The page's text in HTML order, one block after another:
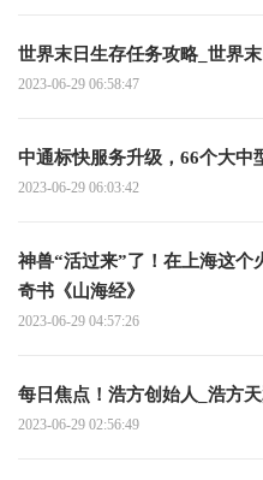
世界末日生存任务攻略_世界
2023-06-29 06:58:47
中通标快服务升级，66个大中
2023-06-29 06:03:42
神兽“活过来”了！在上海这个
奇书《山海经》
2023-06-29 04:57:26
每日焦点！浩方创始人_浩方
2023-06-29 02:56:49